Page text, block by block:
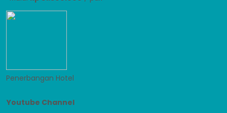
Penerbangan Hotel
Youtube Channel